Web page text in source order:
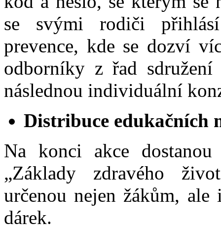
se svými rodiči
prevence, kde se dozví
odborníky z řad
následnou individuální
Distribuce edukačních
Na konci akce
„Základy zdravého
určenou nejen žákům,
dárek.